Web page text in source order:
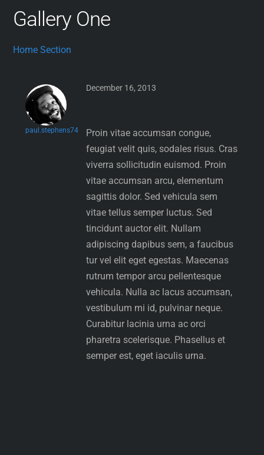
Gallery One
Home Section
paul.stephens74
December 16, 2013
Proin vitae accumsan congue,
feugiat velit quis, sodales risus. Cras
viverra sollicitudin euismod. Proin
vitae accumsan arcu, elementum
sagittis dolor. Sed vehicula sem
vitae tellus semper luctus. Sed
tincidunt auctor elit. Nullam
adipiscing dapibus sem, a faucibus
turvel elit eget egestas. Maecenas
rutrum tempor arcu pellentesque
vehicula. Nulla ac lacus accumsan,
vestibulum mi id, pulvinar neque.
Curabitur lacinia urna ac orci
pharetra scelerisque. Phasellus et
semper est, eget iaculis urna.